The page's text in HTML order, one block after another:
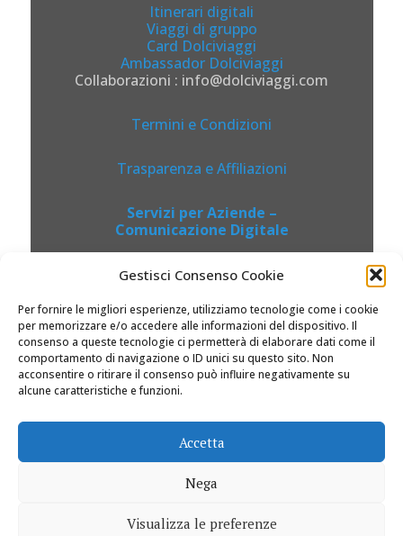
Gestisci Consenso Cookie
Per fornire le migliori esperienze, utilizziamo tecnologie come i cookie
per memorizzare e/o accedere alle informazioni del dispositivo. Il
consenso a queste tecnologie ci permetterà di elaborare dati come il
comportamento di navigazione o ID unici su questo sito. Non
acconsentire o ritirare il consenso può influire negativamente su
alcune caratteristiche e funzioni.
Accetta
Nega
Visualizza le preferenze
Itinerari digitali
Viaggi di gruppo
Card Dolciviaggi
Ambassador Dolciviaggi
Collaborazioni : info@dolciviaggi.com
Termini e Condizioni
Trasparenza e Affiliazioni
Servizi per Aziende –
Comunicazione Digitale